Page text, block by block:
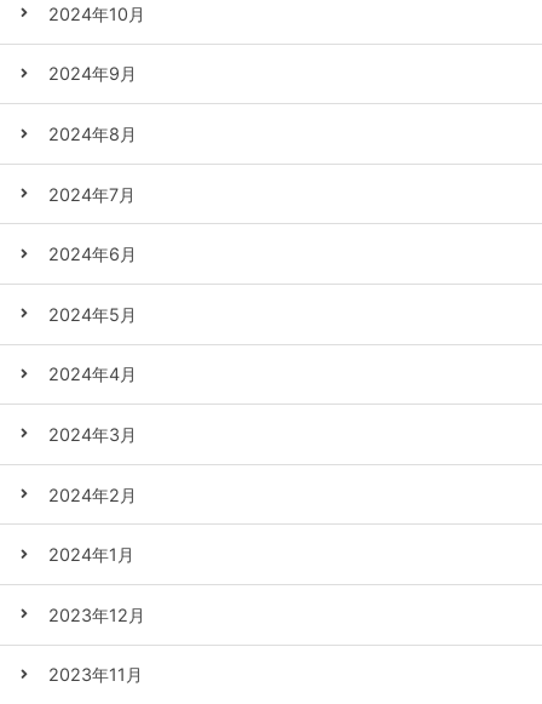
2024年10月
2024年9月
2024年8月
2024年7月
2024年6月
2024年5月
2024年4月
2024年3月
2024年2月
2024年1月
2023年12月
2023年11月